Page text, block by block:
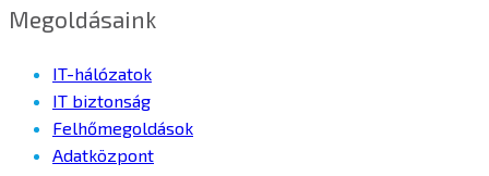
Megoldásaink
IT-hálózatok
IT biztonság
Felhőmegoldások
Adatközpont